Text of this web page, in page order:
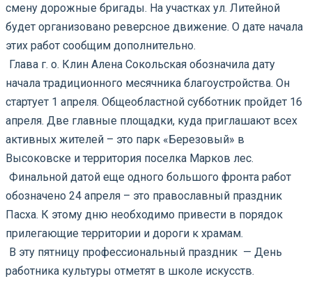
смену дорожные бригады. На участках ул. Литейной
будет организовано реверсное движение. О дате начала
этих работ сообщим дополнительно.
Глава г. о. Клин Алена Сокольская обозначила дату
начала традиционного месячника благоустройства. Он
стартует 1 апреля. Общеобластной субботник пройдет 16
апреля. Две главные площадки, куда приглашают всех
активных жителей – это парк «Березовый» в
Высоковске и территория поселка Марков лес.
Финальной датой еще одного большого фронта работ
обозначено 24 апреля – это православный праздник
Пасха. К этому дню необходимо привести в порядок
прилегающие территории и дороги к храмам.
В эту пятницу профессиональный праздник — День
работника культуры отметят в школе искусств.